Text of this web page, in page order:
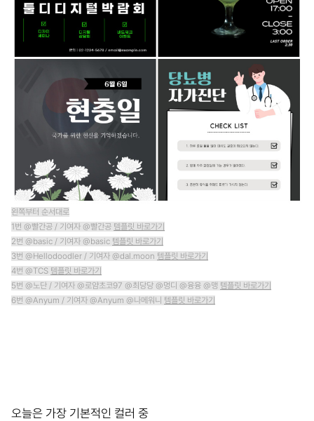
왼쪽부터 순서대로
1번 @빨간공 / 기여자 @빨간공 템플릿 바로가기
2번 @basic / 기여자 @basic 템플릿 바로가기
3번 @Hellodoodler / 기여자 @dal.moon 템플릿 바로가기
4번 @TCS 템플릿 바로가기
5번 @노단 / 기여자 @로얌초코97 @최당당 @멍디 @융융 @맹 템플릿 바로가기
6번 @Anyum / 기여자 @Anyum @나메워니 템플릿 바로가기
오늘은 가장 기본적인 컬러 중